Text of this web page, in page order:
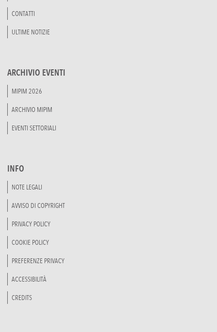
CONTATTI
ULTIME NOTIZIE
ARCHIVIO EVENTI
MIPIM 2026
ARCHIVIO MIPIM
EVENTI SETTORIALI
INFO
NOTE LEGALI
AVVISO DI COPYRIGHT
PRIVACY POLICY
COOKIE POLICY
PREFERENZE PRIVACY
ACCESSIBILITÀ
CREDITS